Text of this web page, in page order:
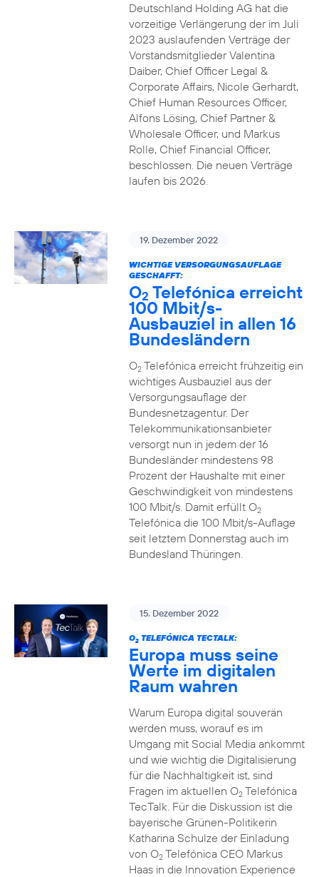
Deutschland Holding AG hat die
vorzeitige Verlängerung der im Juli
2023 auslaufenden Verträge der
Vorstandsmitglieder Valentina
Daiber, Chief Officer Legal &
Corporate Affairs, Nicole Gerhardt,
Chief Human Resources Officer,
Alfons Lösing, Chief Partner &
Wholesale Officer, und Markus
Rolle, Chief Financial Officer,
beschlossen. Die neuen Verträge
laufen bis 2026.
19. Dezember 2022
WICHTIGE VERSORGUNGSAUFLAGE
GESCHAFFT:
O2 Telefónica erreicht
100 Mbit/s-
Ausbauziel in allen 16
Bundesländern
O2Telefónica erreicht frühzeitig ein
wichtiges Ausbauziel aus der
Versorgungsauflage der
Bundesnetzagentur. Der
Telekommunikationsanbieter
versorgt nun in jedem der 16
Bundesländer mindestens 98
Prozent der Haushalte mit einer
Geschwindigkeit von mindestens
100 Mbit/s. Damit erfüllt O2
Telefónica die 100 Mbit/s-Auflage
seit letztem Donnerstag auch im
Bundesland Thüringen.
15. Dezember 2022
O2TELEFÓNICA TECTALK:
Europa muss seine
Werte im digitalen
Raum wahren
Warum Europa digital souverän
werden muss, worauf es im
Umgang mit Social Media ankommt
und wie wichtig die Digitalisierung
für die Nachhaltigkeit ist, sind
Fragen im aktuellen O2Telefónica
TecTalk. Für die Diskussion ist die
bayerische Grünen-Politikerin
Katharina Schulze der Einladung
von O2Telefónica CEO Markus
Haas in die Innovation Experience